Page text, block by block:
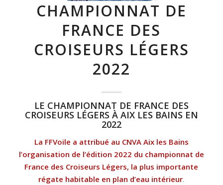
CHAMPIONNAT DE
FRANCE DES
CROISEURS LÉGERS
2022
LE CHAMPIONNAT DE FRANCE DES
CROISEURS LÉGERS À AIX LES BAINS EN
2022
La FFVoile a attribué au CNVA Aix les Bains
l’organisation de l’édition 2022 du championnat de
France des Croiseurs Légers, la plus importante
régate habitable en plan d’eau intérieur.